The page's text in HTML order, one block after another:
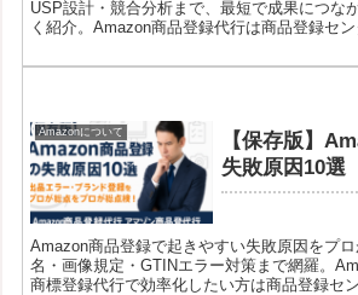
USP設計・競合分析まで、最短で成果につな
く紹介。Amazon商品登録代行は商品登録セン
Amazonについて
【保存版】
失敗原因10選
Amazon商品登録で起きやすい失敗原因をプ
名・画像規定・GTINエラー対策まで網羅。
商標登録代行で効率化したい方は商品登録セン